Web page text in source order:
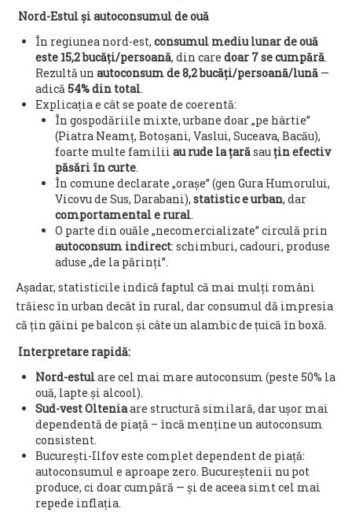
Nord-Estul și autoconsumul de ouă
În regiunea nord-est, consumul mediu lunar de ouă
este 15,2 bucăți/persoană, din care doar 7 se cumpără.
Rezultă un autoconsum de 8,2 bucăți/persoană/lună —
adică54% din total.
Explicația e cât se poate de coerentă:
În gospodăriile mixte, urbane doar „pe hârtie”
(Piatra Neamț, Botoșani, Vaslui, Suceava, Bacău),
foarte multe familii au rude la țarăsauțin efectiv
păsări în curte.
În comune declarate „orașe” (gen Gura Humorului,
Vicovu de Sus, Darabani), statistic e urban, dar
comportamental e rural.
O parte din ouăle „necomercializate” circulă prin
autoconsum indirect: schimburi, cadouri, produse
aduse „de la părinți”.
Așadar, statisticile indică faptul că mai mulți români
trăiesc în urban decât în rural, dar consumul dă impresia
că țin găini pe balcon și câte un alambic de țuică în boxă.
Interpretare rapidă:
Nord-estulare cel mai mare autoconsum (peste 50% la
ouă, lapte și alcool).
Sud-vest Olteniaare structură similară, dar ușor mai
dependentă de piață – încă menține un autoconsum
consistent.
București-Ilfov este complet dependent de piață:
autoconsumul e aproape zero. Bucureștenii nu pot
produce, ci doar cumpără — și de aceea simt cel mai
repede inflația.